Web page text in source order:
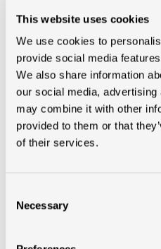
This website uses cookies
We use cookies to
provide social media
We also share information
our social media,
may combine it with other
provided to them or that
of their services.
Selection
Necessary
Enzo Mazza, Presidente di Fimi-
rappresenta le principali aziende
l’incarico di presiedere il Comitato
della Camera di Commercio
Il Comitato IPR si occupa di
(marchi, brevetti, diritto d’autore).
Affiliata alla Chamber of Commerce